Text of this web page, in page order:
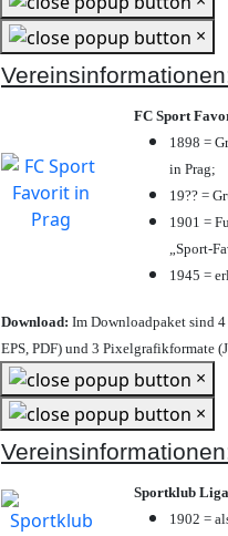
×
FC Sport
1898 =
in Prag;
19?? =
1901 =
„Sport-
1945 =
Download: Im Downloadpaket sind
EPS, PDF) und 3 Pixelgrafikformate
×
×
Sportklub Liga
1902 =